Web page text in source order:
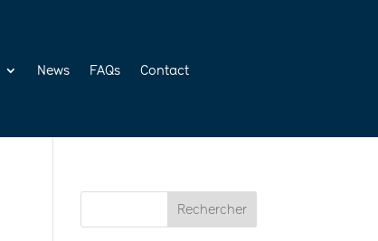
News FAQs Contact
Rechercher